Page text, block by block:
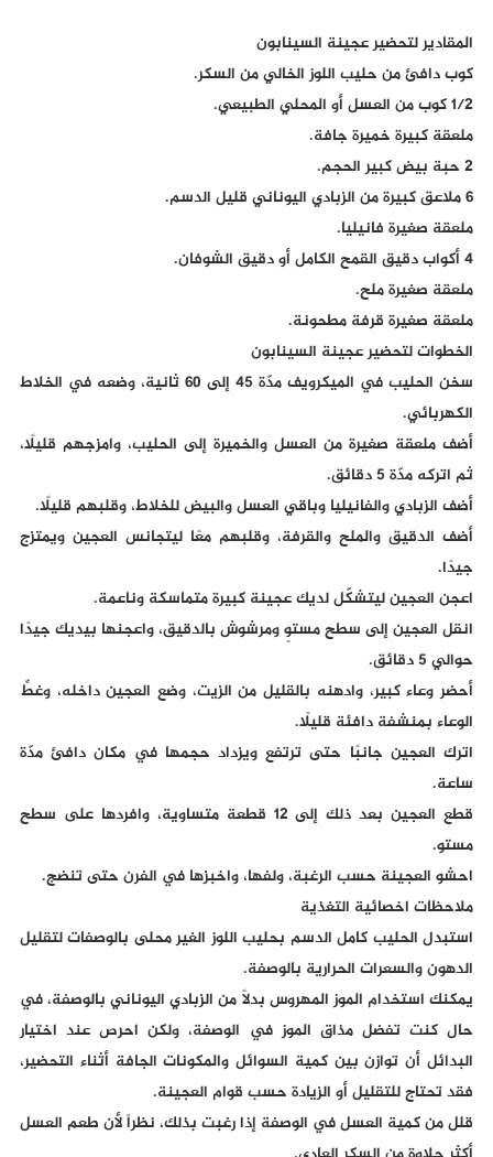
المقادير لتحضير عجينة السينابون
كوب دافئ من حليب اللوز الخالي من السكر.
1/2 كوب من العسل أو المحلي الطبيعي.
ملعقة كبيرة خميرة جافة.
2 حبة بيض كبير الحجم.
6 ملاعق كبيرة من الزبادي اليوناني قليل الدسم.
ملعقة صغيرة فانيليا.
4 أكواب دقيق القمح الكامل أو دقيق الشوفان.
ملعقة صغيرة ملح.
ملعقة صغيرة قرفة مطحونة.
الخطوات لتحضير عجينة السينابون
سخن الحليب في الميكرويف مدّة 45 إلى 60 ثانية، وضعه في الخلاط
الكهربائي.
أضف ملعقة صغيرة من العسل والخميرة إلى الحليب، وامزجهم قليلًا،
ثم اتركه مدّة 5 دقائق.
أضف الزبادي والفانيليا وباقي العسل والبيض للخلاط، وقلبهم قليلًا.
أضف الدقيق والملح والقرفة، وقلبهم معًا ليتجانس العجين ويمتزج
جيدًا.
اعجن العجين ليتشكّل لديك عجينة كبيرة متماسكة وناعمة.
انقل العجين إلى سطح مستوٍ ومرشوش بالدقيق، واعجنها بيديك جيدًا
حوالي 5 دقائق.
أحضر وعاء كبير، وادهنه بالقليل من الزيت، وضع العجين داخله، وغطِّ
الوعاء بمنشفة دافئة قليلًا.
اترك العجين جانبًا حتى ترتفع ويزداد حجمها في مكان دافئ مدّة
ساعة.
قطع العجين بعد ذلك إلى 12 قطعة متساوية، وافردها على سطح
مستو.
احشو العجينة حسب الرغبة، ولفها، واخبزها في الفرن حتى تنضج.
ملاحظات اخصائية التغذية
استبدل الحليب كامل الدسم بحليب اللوز الغير محلى بالوصفات لتقليل
الدهون والسعرات الحرارية بالوصفة.
يمكنك استخدام الموز المهروس بدلاً من الزبادي اليوناني بالوصفة، في
حال كنت تفضل مذاق الموز في الوصفة، ولكن احرص عند اختيار
البدائل أن توازن بين كمية السوائل والمكونات الجافة أثناء التحضير،
فقد تحتاج للتقليل أو الزيادة حسب قوام العجينة.
قلل من كمية العسل في الوصفة إذا رغبت بذلك، نظراً لأن طعم العسل